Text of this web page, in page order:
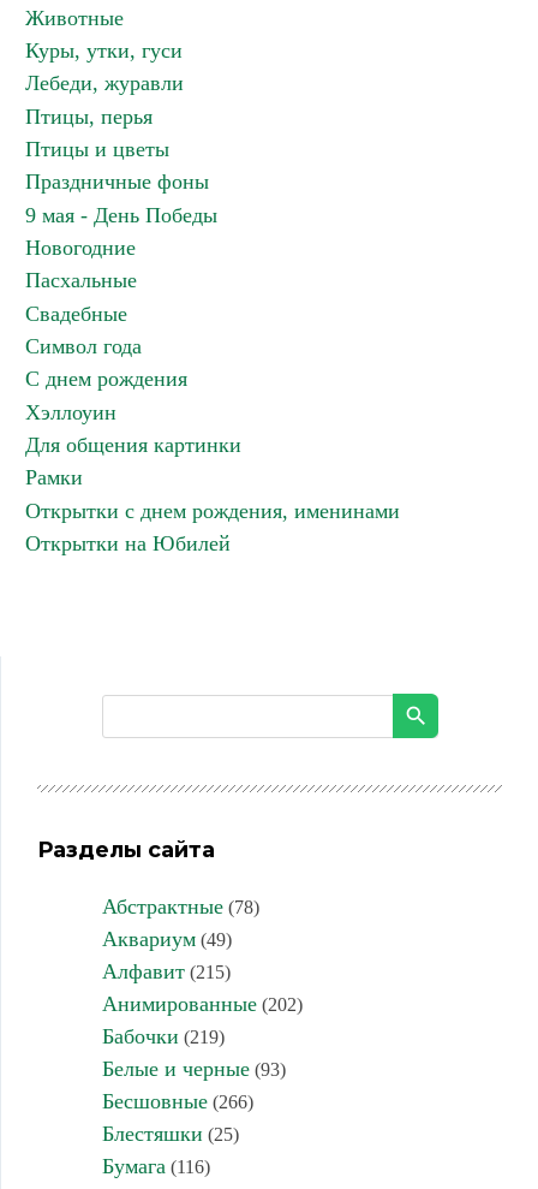
Животные
Куры, утки, гуси
Лебеди, журавли
Птицы, перья
Птицы и цветы
Праздничные фоны
9 мая - День Победы
Новогодние
Пасхальные
Свадебные
Символ года
С днем рождения
Хэллоуин
Для общения картинки
Рамки
Открытки с днем рождения, именинами
Открытки на Юбилей
Разделы сайта
Абстрактные(78)
Аквариум(49)
Алфавит(215)
Анимированные(202)
Бабочки (219)
Белые и черные(93)
Бесшовные(266)
Блестяшки (25)
Бумага (116)